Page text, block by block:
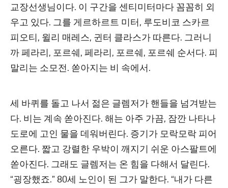
교장선생님이다. 이 구간을 센티미터마다 꼼꼼히 외
우고 있다. 그를 게르하르트 미터, 루도비코 스카르
피오티, 윌리 매레스, 귄터 클라스가 따른다. 그러니
까 페라리, 포르쉐, 페라리, 포르쉐, 포르쉐 순서다. 피
말리는 소모전. 쏟아지는 비 속에서.
세 바퀴를 돌고 나서 젊은 글렘저가 핸들을 넘겨받는
다. 비는 계속 쏟아진다. 해는 아주 가끔, 잠깐 나타나
도로에 고인 물을 데워버린다. 증기가 모락모락 피어
오른다. 짧고 강렬한 우박이 깨지기 쉬운 아스팔트에
쏟아진다. 그래도 글렘저는 온 힘을 다해서 달린다.
“굉장했죠.” 80세 노인이 된 그가 말한다. “내가 다른